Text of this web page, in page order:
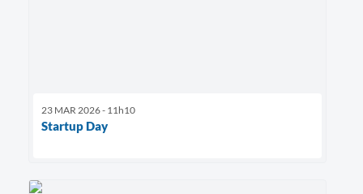
23 MAR 2026 - 11h10
Startup Day